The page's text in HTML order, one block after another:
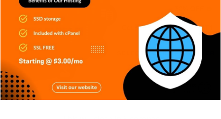
SERIES
TECH TECNOLOGÍA
Shadow IT: El riesgo silencioso que
muchas empresas no detectan
Carlos Conde
APPS DISPOSITIVOS GENERAL
NOTICIAS